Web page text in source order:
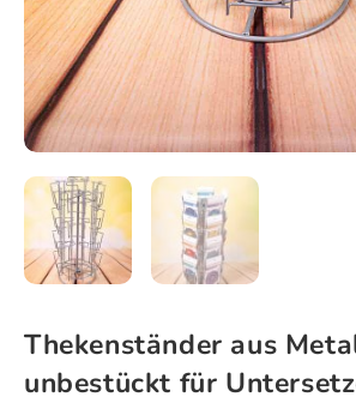
Thekenständer aus
unbestückt für